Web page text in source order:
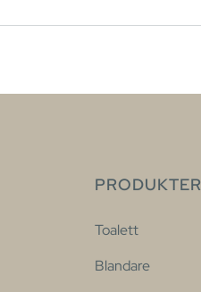
PRODUKTER
Toalett
Blandare